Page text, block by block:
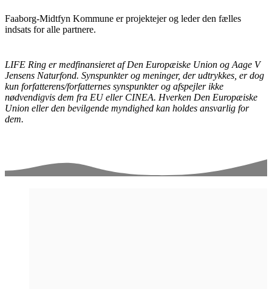
Faaborg-Midtfyn Kommune er projektejer og leder den fælles
indsats for alle partnere.
LIFE Ring er medfinansieret af Den Europæiske Union og Aage V
Jensens Naturfond. Synspunkter og meninger, der udtrykkes, er dog
kun forfatterens/forfatternes synspunkter og afspejler ikke
nødvendigvis dem fra EU eller CINEA. Hverken Den Europæiske
Union eller den bevilgende myndighed kan holdes ansvarlig for
dem.